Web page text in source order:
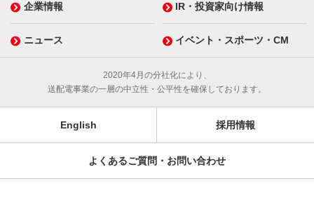
企業情報 IR・投資家向け情報
ニュース イベント・スポーツ・CM
2020年4月の分社化により、
送配電事業の一層の中立性・公平性を確保しております。
English 採用情報
よくあるご質問・お問い合わせ